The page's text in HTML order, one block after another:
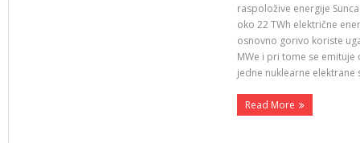
raspoložive energije
oko 22 TWh električne
osnovno gorivo koriste
MWe i pri tome se
jedne nuklearne elektrane
Read More